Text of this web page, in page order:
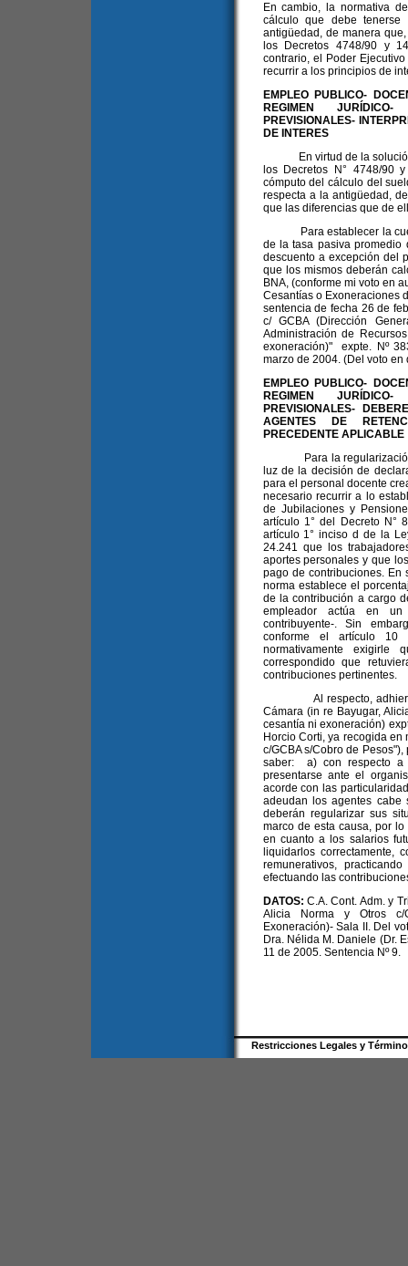
En cambio, la normativa
cálculo que debe
antigüedad, de manera
los Decretos 4748/90 y
contrario, el Poder
recurrir a los principios de
EMPLEO PUBLICO-
REGIMEN
PREVISIONALES-
DE INTERES
En virtud de la solución
los Decretos N° 4748/90
cómputo del cálculo del
respecta a la antigüedad,
que las diferencias que de
Para establecer la
de la tasa pasiva promedio
descuento a excepción del
que los mismos deberán
BNA, (conforme mi voto en
Cesantías o Exoneraciones
sentencia de fecha 26 de
c/ GCBA (Dirección
Administración de
exoneración)" expte. Nº
marzo de 2004. (Del voto
EMPLEO PUBLICO-
REGIMEN
PREVISIONALES-
AGENTES DE
PRECEDENTE APLICABLE
Para la regularización
luz de la decisión de
para el personal docente
necesario recurrir a lo
de Jubilaciones y
artículo 1° del Decreto N°
artículo 1° inciso d de la
24.241 que los
aportes personales y que
pago de contribuciones. En
norma establece el
de la contribución a cargo
empleador actúa en
contribuyente-. Sin
conforme el artículo
normativamente
correspondido que
contribuciones pertinentes.
Al respecto, adhiero a
Cámara (in re Bayugar,
cesantía ni exoneración)
Horcio Corti, ya recogida
c/GCBA s/Cobro de
saber: a) con respecto a
presentarse ante el
acorde con las
adeudan los agentes
deberán regularizar sus
marco de esta causa, por
en cuanto a los salarios
liquidarlos correctamente,
remunerativos,
efectuando las
DATOS: C.A. Cont. Adm. y
Alicia Norma y Otros c/
Exoneración)- Sala II. Del
Dra. Nélida M. Daniele (Dr.
11 de 2005. Sentencia Nº 9.
Restricciones Legales y